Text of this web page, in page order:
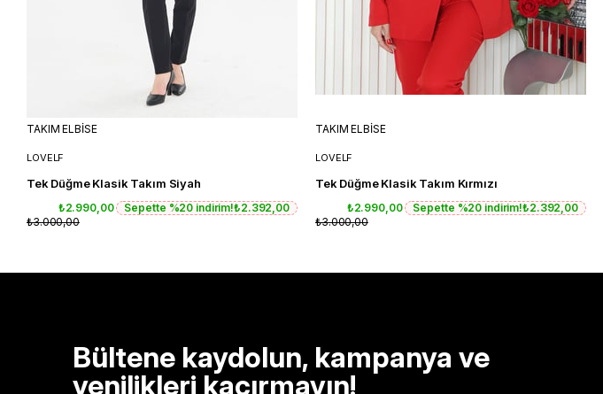
TAKIM ELBİSE
LOVELF
Tek Düğme Klasik Takım Siyah
₺2.990,00 Sepette %20 indirim!₺2.392,00
₺3.000,00
TAKIM ELBİSE
LOVELF
Tek Düğme Klasik Takım Kırmızı
₺2.990,00 Sepette %20 indirim!₺2.392,00
₺3.000,00
Bültene kaydolun, kampanya ve
yenilikleri kaçırmayın!